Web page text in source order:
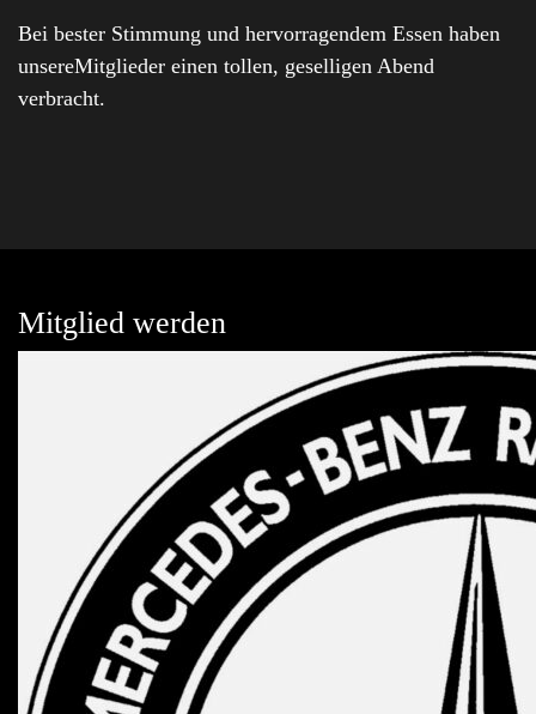
Bei bester Stimmung und hervorragendem Essen haben
unsereMitglieder einen tollen, geselligen Abend
verbracht.
Mitglied werden